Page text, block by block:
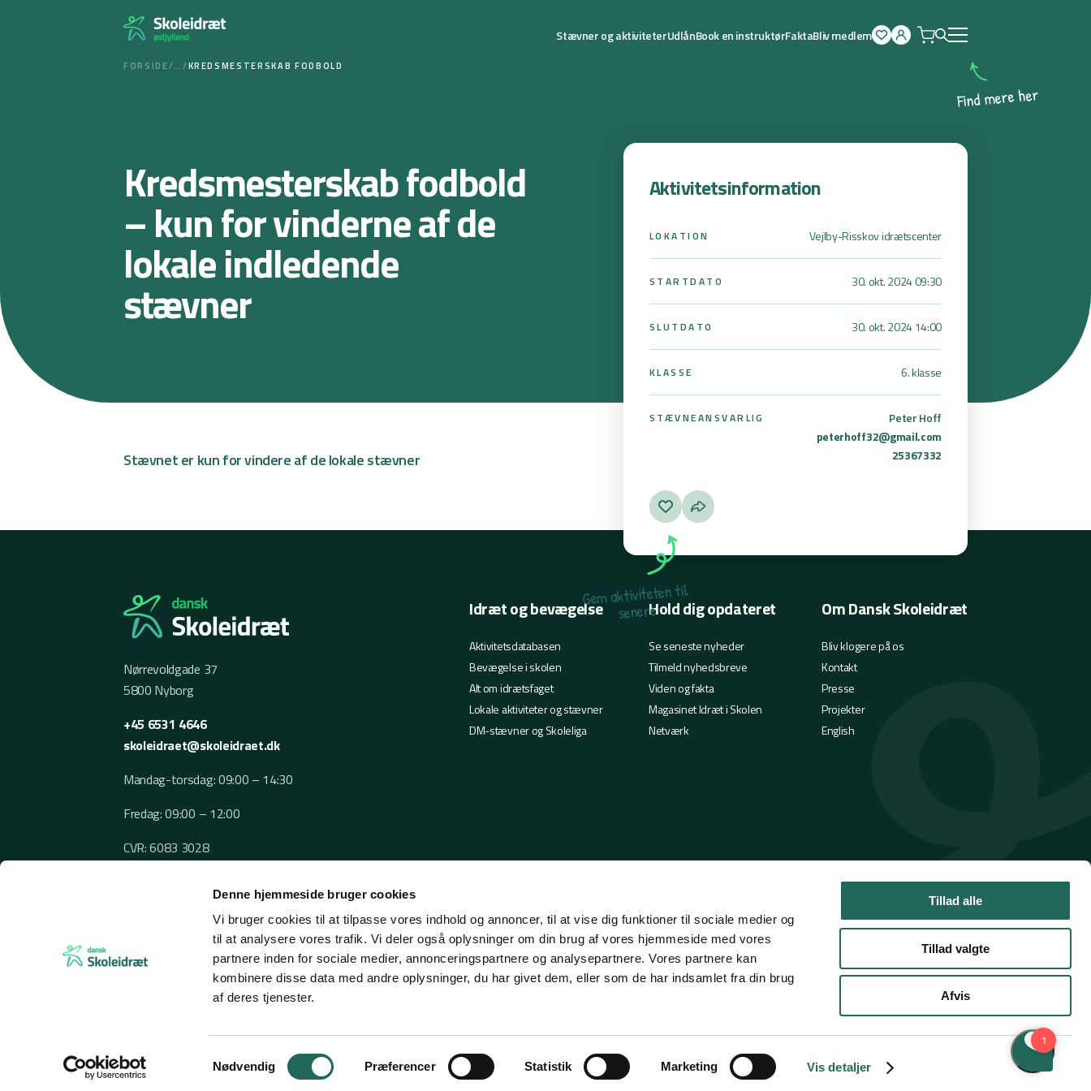
Denne hjemmeside bruger cookies
Vi bruger cookies til at tilpasse vores indhold og annoncer, til at vise dig funktioner til sociale medier og
til at analysere vores trafik. Vi deler også oplysninger om din brug af vores hjemmeside med vores
partnere inden for sociale medier, annonceringspartnere og analysepartnere. Vores partnere kan
kombinere disse data med andre oplysninger, du har givet dem, eller som de har indsamlet fra din brug
af deres tjenester.
Samtykkevalg
Nødvendig Præferencer Statistik Marketing Vis detaljer
Tillad alle
Tillad valgte
Afvis
Stævner og aktiviteterUdlånBook en instruktørFaktaBliv medlem
Åben
Findmereher
FORSIDE/…/KREDSMESTERSKAB FODBOLD
Kredsmesterskab fodbold
– kun for vinderne af de
lokale indledende
stævner
Aktivitetsinformation
LOKATION Vejlby-Risskov idrætscenter
STARTDATO 30. okt. 2024 09:30
SLUTDATO 30. okt. 2024 14:00
KLASSE 6. klasse
STÆVNEANSVARLIG
Peter Hoff
peterhoff32@gmail.com
25367332
Gemaktivitetentil
senere
Stævnet er kun for vindere af de lokale stævner
Nørrevoldgade 37
5800 Nyborg
+45 6531 4646
skoleidraet@skoleidraet.dk
Mandag-torsdag: 09:00 – 14:30
Fredag: 09:00 – 12:00
CVR: 6083 3028
Idræt og bevægelse
Aktivitetsdatabasen
Bevægelse i skolen
Alt om idrætsfaget
Lokale aktiviteter og stævner
DM-stævner og Skoleliga
Hold dig opdateret
Se seneste nyheder
Tilmeld nyhedsbreve
Viden og fakta
Magasinet Idræt i Skolen
Netværk
Om Dansk Skoleidræt
Bliv klogere på os
Kontakt
Presse
Projekter
English